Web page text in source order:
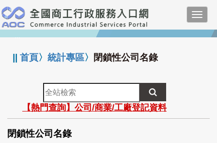
跳
到
主
要
:::
||首頁〉統計專區〉 閉鎖性公司名錄
全
站
檢
索
【熱門查詢】公司/商業/工廠登記資料
閉鎖性公司名錄